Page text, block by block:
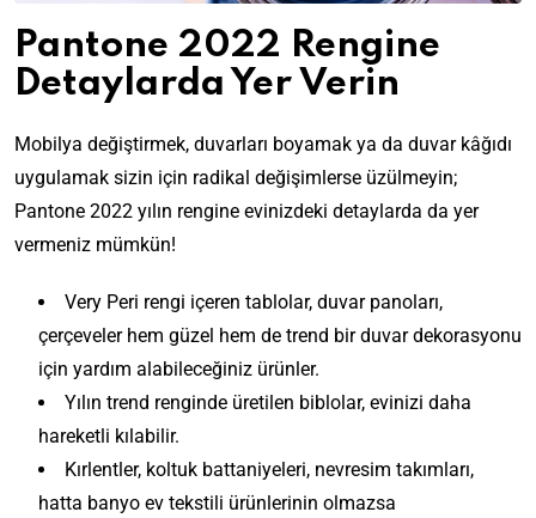
Pantone 2022 Rengine
Detaylarda Yer Verin
Mobilya değiştirmek, duvarları boyamak ya da duvar kâğıdı
uygulamak sizin için radikal değişimlerse üzülmeyin;
Pantone 2022 yılın rengine evinizdeki detaylarda da yer
vermeniz mümkün!
Very Peri rengi içeren tablolar, duvar panoları,
çerçeveler hem güzel hem de trend bir duvar dekorasyonu
için yardım alabileceğiniz ürünler.
Yılın trend renginde üretilen biblolar, evinizi daha
hareketli kılabilir.
Kırlentler, koltuk battaniyeleri, nevresim takımları,
hatta banyo ev tekstili ürünlerinin olmazsa